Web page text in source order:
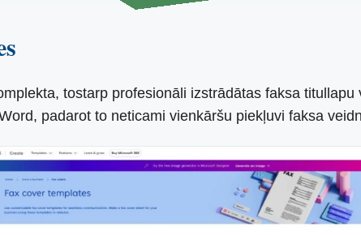
tostarp profesionāli izstrādātas faksa
padarot to neticami vienkāršu piekļuvi faksa